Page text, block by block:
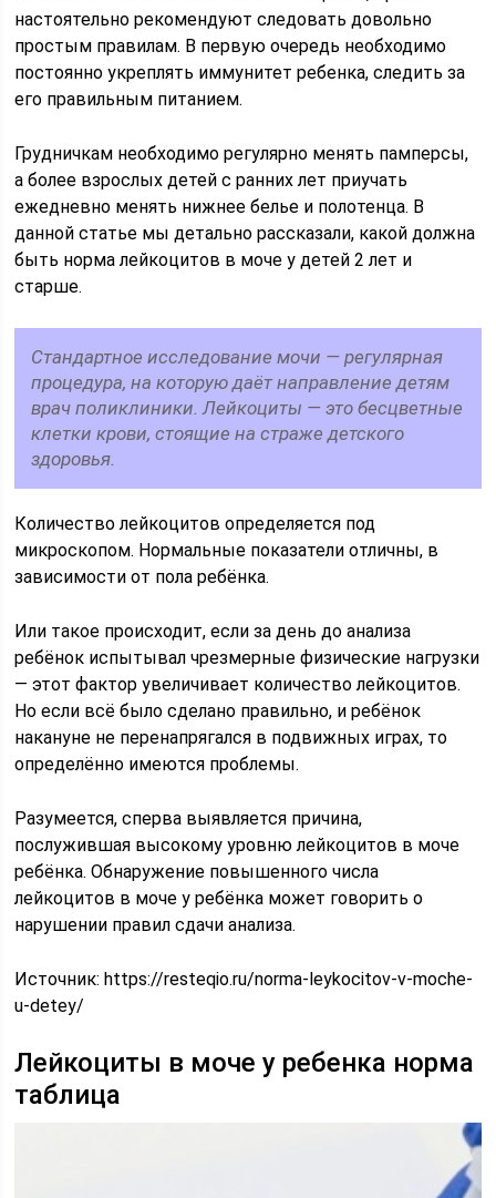
настоятельно рекомендуют следовать довольно
простым правилам. В первую очередь необходимо
постоянно укреплять иммунитет ребенка, следить за
его правильным питанием.
Грудничкам необходимо регулярно менять памперсы,
а более взрослых детей с ранних лет приучать
ежедневно менять нижнее белье и полотенца. В
данной статье мы детально рассказали, какой должна
быть норма лейкоцитов в моче у детей 2 лет и
старше.
Стандартное исследование мочи — регулярная
процедура, на которую даёт направление детям
врач поликлиники. Лейкоциты — это бесцветные
клетки крови, стоящие на страже детского
здоровья.
Количество лейкоцитов определяется под
микроскопом. Нормальные показатели отличны, в
зависимости от пола ребёнка.
Или такое происходит, если за день до анализа
ребёнок испытывал чрезмерные физические нагрузки
— этот фактор увеличивает количество лейкоцитов.
Но если всё было сделано правильно, и ребёнок
накануне не перенапрягался в подвижных играх, то
определённо имеются проблемы.
Разумеется, сперва выявляется причина,
послужившая высокому уровню лейкоцитов в моче
ребёнка. Обнаружение повышенного числа
лейкоцитов в моче у ребёнка может говорить о
нарушении правил сдачи анализа.
Источник:https://resteqio.ru/norma-leykocitov-v-moche-
u-detey/
Лейкоциты в моче у ребенка норма
таблица